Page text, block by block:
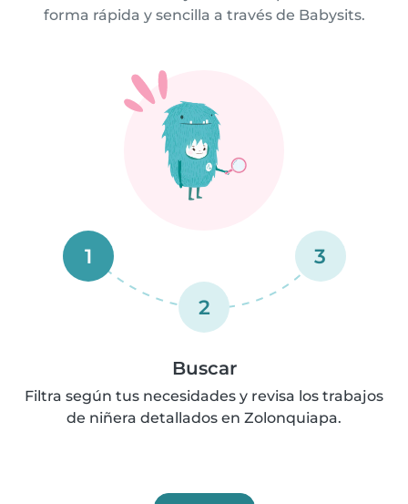
forma rápida y sencilla a través de Babysits.
1
2
3
Buscar
Filtra según tus necesidades y revisa los trabajos
de niñera detallados en Zolonquiapa.